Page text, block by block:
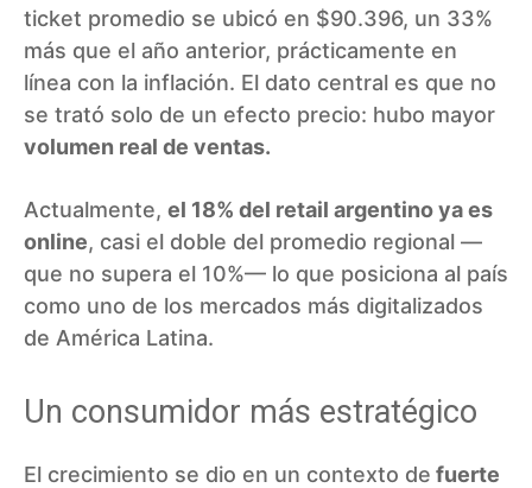
ticket promedio se ubicó en $90.396, un 33%
más que el año anterior, prácticamente en
línea con la inflación. El dato central es que no
se trató solo de un efecto precio: hubo mayor
volumen real de ventas.
Actualmente, el 18% del retail argentino ya es
online, casi el doble del promedio regional —
que no supera el 10%— lo que posiciona al país
como uno de los mercados más digitalizados
de América Latina.
Un consumidor más estratégico
El crecimiento se dio en un contexto de fuerte